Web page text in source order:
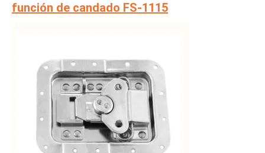
función de candado FS-1115